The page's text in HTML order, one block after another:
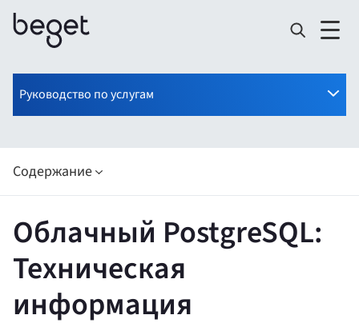
Руководство по услугам
Содержание
Облачный PostgreSQL:
Техническая
информация